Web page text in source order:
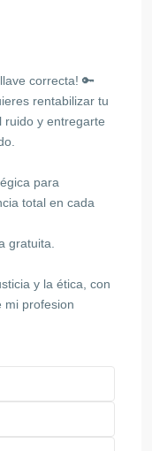
correcta! 🔑
rentabilizar tu
ruido y entregarte
para
total en cada
gratuita.
y la ética, con
mi profesion